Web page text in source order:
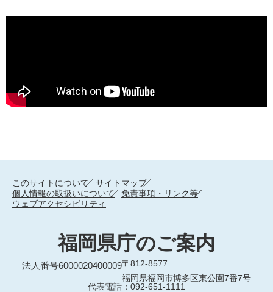
このサイトについて
サイトマップ
個人情報の取扱いについて
免責事項・リンク等
ウェブアクセシビリティ
福岡県庁のご案内
法人番号6000020400009〒812-8577
福岡県福岡市博多区東公園7番7号
代表電話：092-651-1111